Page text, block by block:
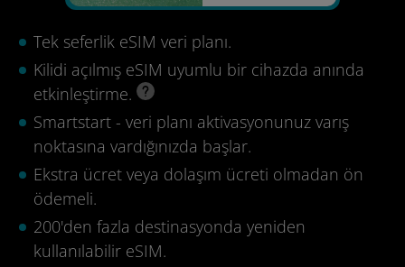
Tek seferlik eSIM veri planı.
Kilidi açılmış eSIM uyumlu bir cihazda anında
etkinleştirme.
Smartstart - veri planı aktivasyonunuz varış
noktasına vardığınızda başlar.
Ekstra ücret veya dolaşım ücreti olmadan ön
ödemeli.
200'den fazla destinasyonda yeniden
kullanılabilir eSIM.